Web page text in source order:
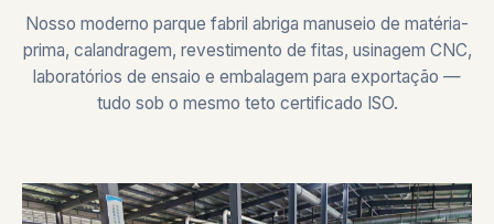
Nosso moderno parque fabril abriga manuseio de matéria-
prima, calandragem, revestimento de fitas, usinagem CNC,
laboratórios de ensaio e embalagem para exportação —
tudo sob o mesmo teto certificado ISO.